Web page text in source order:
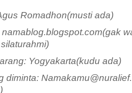
Romadhon(musti ada)
Yogyakarta(kudu ada)
diminta: